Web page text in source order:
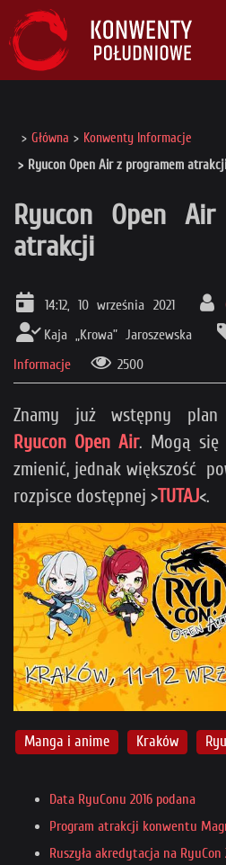
Główna
Konwenty Informacje
Ryucon Open Air z programem atrakcji
Ryucon Open
atrakcji
14:12, 10 września 2021
Kaja „Krowa” Jaroszewska
Informacje
2500
Znamy już wstępny plan
Ryucon Open Air. Mogą się
zmienić, jednak większość
rozpisce dostępnej >TUTAJ<.
Manga i anime Kraków
Data RyuConu 2016 podana
Program atrakcji konwentu
Ruszyła akredytacja na RyuCon